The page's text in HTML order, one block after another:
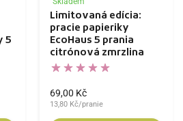
5
Limitovaná edícia:
pracie papieriky
EcoHaus 5 prania
citrónová zmrzlina
69,00 Kč
13,80 Kč/pranie